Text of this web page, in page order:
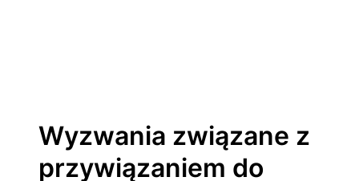
Wyzwania związane z
przywiązaniem do